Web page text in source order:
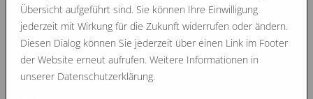
Jänner 2015 März 2014
Image Filme
Übersicht aufgeführt sind. Sie können Ihre Einwilligung
jederzeit mit Wirkung für die Zukunft widerrufen oder ändern.
Diesen Dialog können Sie jederzeit über einen Link im Footer
der Website erneut aufrufen. Weitere Informationen in
unserer Datenschutzerklärung.